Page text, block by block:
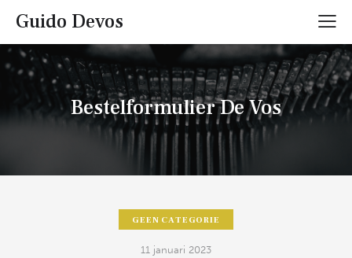
Guido Devos
Bestelformulier De Vos
GEEN CATEGORIE
11 januari 2023